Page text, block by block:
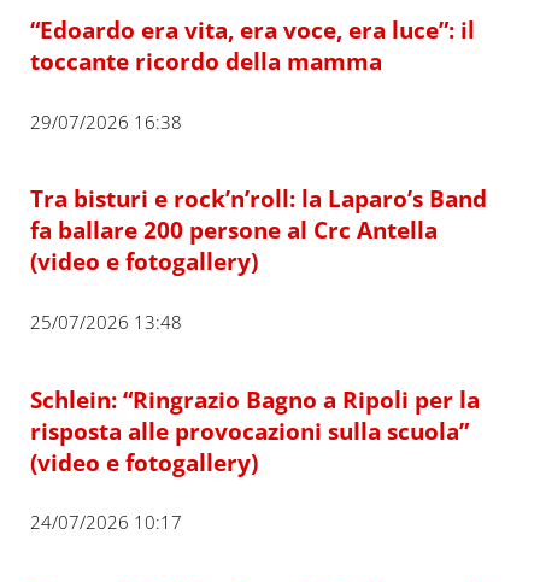
“Edoardo era vita, era voce, era luce”: il
toccante ricordo della mamma
29/07/2026 16:38
Tra bisturi e rock’n’roll: la Laparo’s Band
fa ballare 200 persone al Crc Antella
(video e fotogallery)
25/07/2026 13:48
Schlein: “Ringrazio Bagno a Ripoli per la
risposta alle provocazioni sulla scuola”
(video e fotogallery)
24/07/2026 10:17